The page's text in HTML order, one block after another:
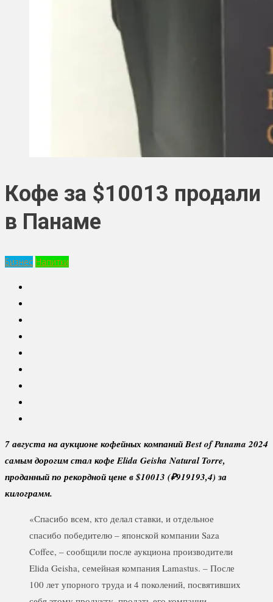
Кофе за $10013 продали
в Панаме
Бизнес Напитки
7 августа на аукционе кофейных компанийBestofPanama 2024
самым дорогим стал кофеElida GeishaNaturalTorre,
проданный по рекордной цене в $10013 (₽919193,4) за
килограмм.
«Спасибо всем, кто делал ставки, и отдельное
спасибо победителю – японской компании Saza
Coffee, – сообщили после аукциона производители
Elida Geisha, семейная компания Lamastus. – После
100 лет упорного труда и 4 поколений, посвятивших